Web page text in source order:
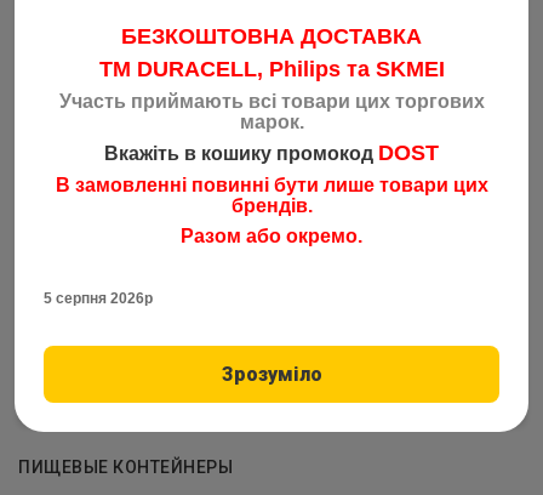
Контейнер харчовий ПС-121 SL-407 130*230*61мм 1300мл
від 100 шт
+
ПИЩЕВЫЕ КОНТЕЙНЕРЫ
БЕЗКОШТОВНА ДОСТАВКА
TM DURACELL, Philips та SKMEI
Участь приймають всі товари цих торгових
марок.
Вкажіть в кошику промокод DOST
В замовленні повинні бути лише товари цих
брендів.
Разом або окремо.
5 серпня 2026р
Зрозуміло